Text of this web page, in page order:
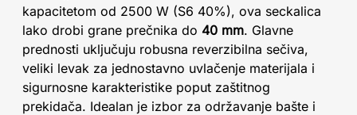
kapacitetom od 2500 W (S6 40%), ova seckalica
lako drobi grane prečnika do 40 mm. Glavne
prednosti uključuju robusna reverzibilna sečiva,
veliki levak za jednostavno uvlačenje materijala i
sigurnosne karakteristike poput zaštitnog
prekidača. Idealan je izbor za održavanje bašte i